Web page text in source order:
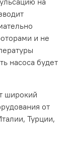
и не
насоса будет
широкий
от
Турции,